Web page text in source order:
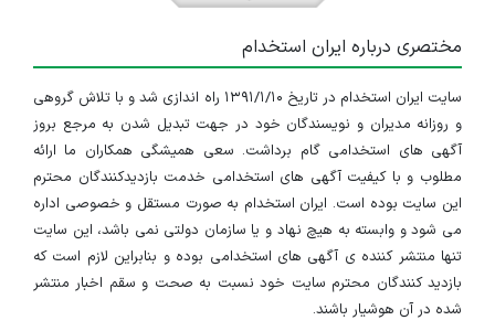
مختصری درباره ایران استخدام
سایت ایران استخدام در تاریخ ۱۳۹۱/۱/۱۰ راه اندازی شد و با تلاش گروهی
و روزانه مدیران و نویسندگان خود در جهت تبدیل شدن به مرجع بروز
آگهی های استخدامی گام برداشت. سعی همیشگی همکاران ما ارائه
مطلوب و با کیفیت آگهی های استخدامی خدمت بازدیدکنندگان محترم
این سایت بوده است. ایران استخدام به صورت مستقل و خصوصی اداره
می شود و وابسته به هیچ نهاد و یا سازمان دولتی نمی باشد، این سایت
تنها منتشر کننده ی آگهی های استخدامی بوده و بنابراین لازم است که
بازدید کنندگان محترم سایت خود نسبت به صحت و سقم اخبار منتشر
شده در آن هوشیار باشند.